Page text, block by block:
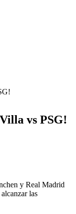
vs PSG!
y Real Madrid
las